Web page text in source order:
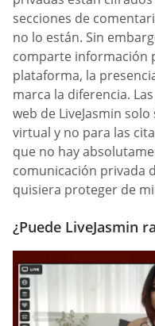
secciones de
no lo están. Sin
comparte información
plataforma, la
marca la diferencia.
web de LiveJasmin
virtual y no para las
que no hay
comunicación privada
quisiera proteger de
¿Puede LiveJasmin